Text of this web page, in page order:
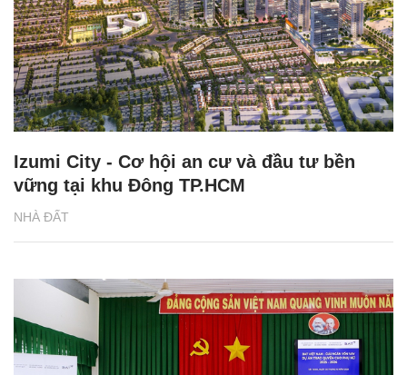
NHÀ ĐẤT
Izumi City - Cơ hội an cư và đầu tư bền
vững tại khu Đông TP.HCM